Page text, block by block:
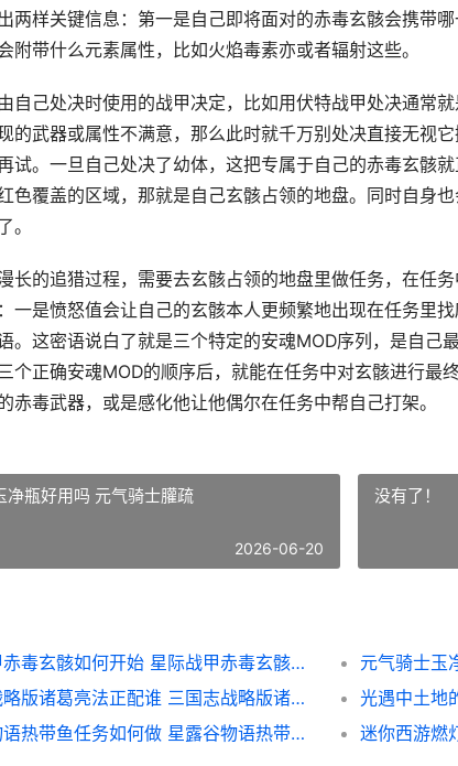
两样关键信息：第一是自己即将面对的赤毒玄骸会携带
附带什么元素属性，比如火焰毒素亦或者辐射这些。
自己处决时使用的战甲决定，比如用伏特战甲处决通常
的武器或属性不满意，那么此时就千万别处决直接无视
试。一旦自己处决了幼体，这把专属于自己的赤毒玄骸
色覆盖的区域，那就是自己玄骸占领的地盘。同时自身
。
长的追猎过程，需要去玄骸占领的地盘里做任务，在任
一是愤怒值会让自己的玄骸本人更频繁地出现在任务里
。这密语说白了就是三个特定的安魂MOD序列，是自己
个正确安魂MOD的顺序后，就能在任务中对玄骸进行最
赤毒武器，或是感化他让他偶尔在任务中帮自己打架。
净瓶好用吗 元气骑士䑏疏
2026-06-20
没有了！
星际战甲赤毒玄骸如何开始 星际战甲赤毒玄骸怎么打
元气骑士玉
三国志战略版诸葛亮法正配谁 三国志战略版诸葛亮黄月英搭配
星露谷物语热带鱼任务如何做 星露谷物语热带鱼任务奖励什么
迷你西游燃